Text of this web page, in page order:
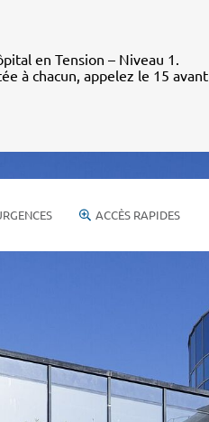
en Tension – Niveau 1.
à chacun, appelez le 15 avant
ACCÈS RAPIDES